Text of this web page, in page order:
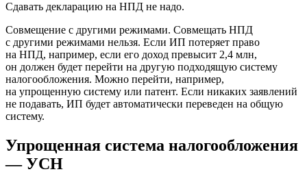
Сдавать декларацию на НПД не надо.
Совмещение с другими режимами. Совмещать НПД
с другими режимами нельзя. Если ИП потеряет право
на НПД, например, если его доход превысит 2,4 млн,
он должен будет перейти на другую подходящую систему
налогообложения. Можно перейти, например,
на упрощенную систему или патент. Если никаких заявлений
не подавать, ИП будет автоматически переведен на общую
систему.
Упрощенная система налогообложения
— УСН